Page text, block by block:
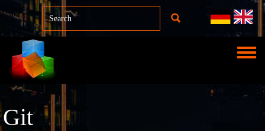
Direkt zum Inhalt
Toggle
Git